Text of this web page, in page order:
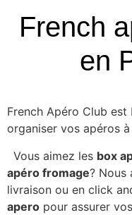
French
en
French Apéro Club
organiser vos apéros à
Vous aimez les box
apéro fromage? Nous
livraison ou en click
apero pour assurer